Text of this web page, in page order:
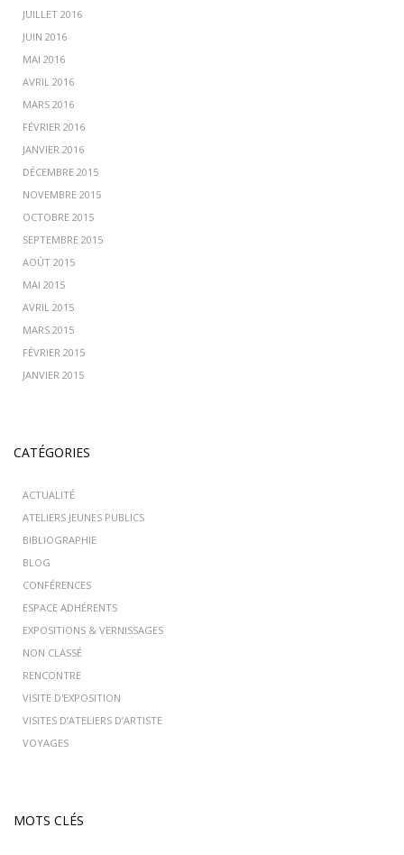
JUILLET 2016
JUIN 2016
MAI 2016
AVRIL 2016
MARS 2016
FÉVRIER 2016
JANVIER 2016
DÉCEMBRE 2015
NOVEMBRE 2015
OCTOBRE 2015
SEPTEMBRE 2015
AOÛT 2015
MAI 2015
AVRIL 2015
MARS 2015
FÉVRIER 2015
JANVIER 2015
CATÉGORIES
ACTUALITÉ
ATELIERS JEUNES PUBLICS
BIBLIOGRAPHIE
BLOG
CONFÉRENCES
ESPACE ADHÉRENTS
EXPOSITIONS & VERNISSAGES
NON CLASSÉ
RENCONTRE
VISITE D'EXPOSITION
VISITES D’ATELIERS D’ARTISTE
VOYAGES
MOTS CLÉS